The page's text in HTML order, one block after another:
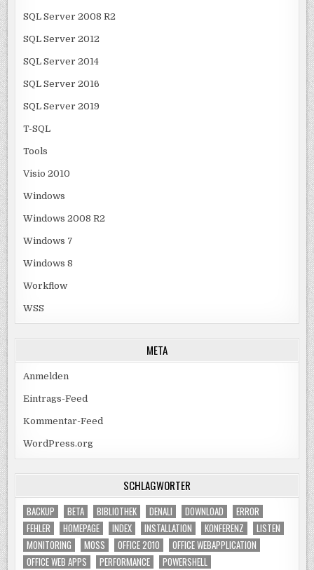
SQL Server 2008 R2
SQL Server 2012
SQL Server 2014
SQL Server 2016
SQL Server 2019
T-SQL
Tools
Visio 2010
Windows
Windows 2008 R2
Windows 7
Windows 8
Workflow
WSS
META
Anmelden
Eintrags-Feed
Kommentar-Feed
WordPress.org
SCHLAGWÖRTER
BACKUP BETA BIBLIOTHEK DENALI DOWNLOAD
ERROR
FEHLER
HOMEPAGE INDEX INSTALLATION KONFERENZ
LISTEN
MONITORING
MOSS OFFICE 2010
OFFICE WEBAPPLICATION
OFFICE WEB APPS
PERFORMANCE POWERSHELL